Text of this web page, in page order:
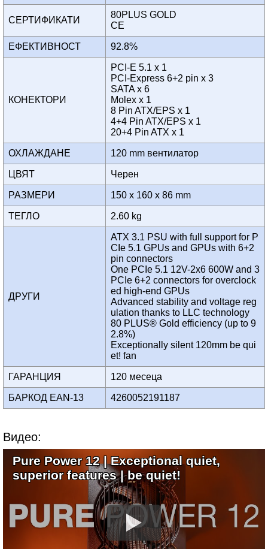
СЕРТИФИКАТИ
80PLUS GOLD
CE
ЕФЕКТИВНОСТ 92.8%
КОНЕКТОРИ
PCI-E 5.1 x 1
PCI-Express 6+2 pin x 3
SATA x 6
Molex x 1
8 Pin ATX/EPS x 1
4+4 Pin ATX/EPS x 1
20+4 Pin ATX x 1
ОХЛАЖДАНЕ 120 mm вентилатор
ЦВЯТ Черен
РАЗМЕРИ 150 x 160 x 86 mm
ТЕГЛО 2.60 kg
ДРУГИ
ATX 3.1 PSU with full support for P
CIe 5.1 GPUs and GPUs with 6+2
pin connectors
One PCIe 5.1 12V-2x6 600W and 3
PCIe 6+2 connectors for overclock
ed high-end GPUs
Advanced stability and voltage reg
ulation thanks to LLC technology
80 PLUS® Gold efficiency (up to 9
2.8%)
Exceptionally silent 120mm be qui
et! fan
ГАРАНЦИЯ 120 месеца
БАРКОД EAN-13 4260052191187
Видео:
Pure Power 12 | Exceptional quiet,
superior features | be quiet!